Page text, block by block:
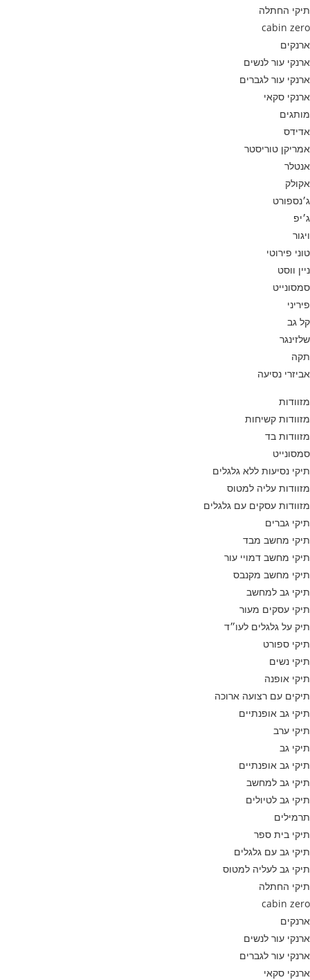
תיקי החתלה
cabin zero
ארנקים
ארנקי עור לנשים
ארנקי עור לגברים
ארנקי סקאי
מותגים
אדידס
אמריקן טוריסטר
אנטלר
אקולק
ג׳נספורט
ג׳יפ
ויגור
טוני פירוטי
ניין ווסט
סמסונייט
פיריני
קל גב
שלזינגר
תקה
אביזרי נסיעה
מזוודות
מזוודות קשיחות
מזוודות בד
סמסונייט
תיקי נסיעות ללא גלגלים
מזוודות עליה למטוס
מזוודות עסקים עם גלגלים
תיקי גברים
תיקי מחשב מבד
תיקי מחשב דמויי עור
תיקי מחשב מקנבס
תיקי גב למחשב
תיקי עסקים מעור
תיק על גלגלים לעו״ד
תיקי ספורט
תיקי נשים
תיקי אופנה
תיקים עם רצועה ארוכה
תיקי גב אופנתיים
תיקי ערב
תיקי גב
תיקי גב אופנתיים
תיקי גב למחשב
תיקי גב לטיולים
תרמילים
תיקי בית ספר
תיקי גב עם גלגלים
תיקי גב לעליה למטוס
תיקי החתלה
cabin zero
ארנקים
ארנקי עור לנשים
ארנקי עור לגברים
ארנקי סקאי